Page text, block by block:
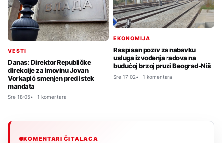
VESTI
Danas: Direktor Republičke
direkcije za imovinu Jovan
Vorkapić smenjen pred istek
mandata
Sre 18:05 1 komentara
EKONOMIJA
Raspisan poziv za nabavku
usluga izvođenja radova na
budućoj brzoj pruzi Beograd-Niš
Sre 17:02 1 komentara
KOMENTARI ČITALACA